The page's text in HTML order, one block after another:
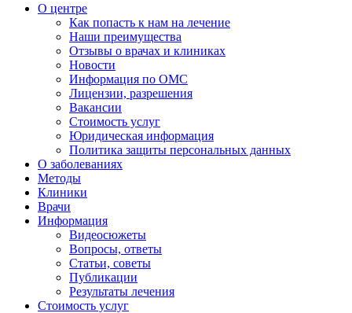
О центре
Как попасть к нам на лечение
Наши преимущества
Отзывы о врачах и клиниках
Новости
Информация по ОМС
Лицензии, разрешения
Вакансии
Стоимость услуг
Юридическая информация
Политика защиты персональных данных
О заболеваниях
Методы
Клиники
Врачи
Информация
Видеосюжеты
Вопросы, ответы
Статьи, советы
Публикации
Результаты лечения
Стоимость услуг